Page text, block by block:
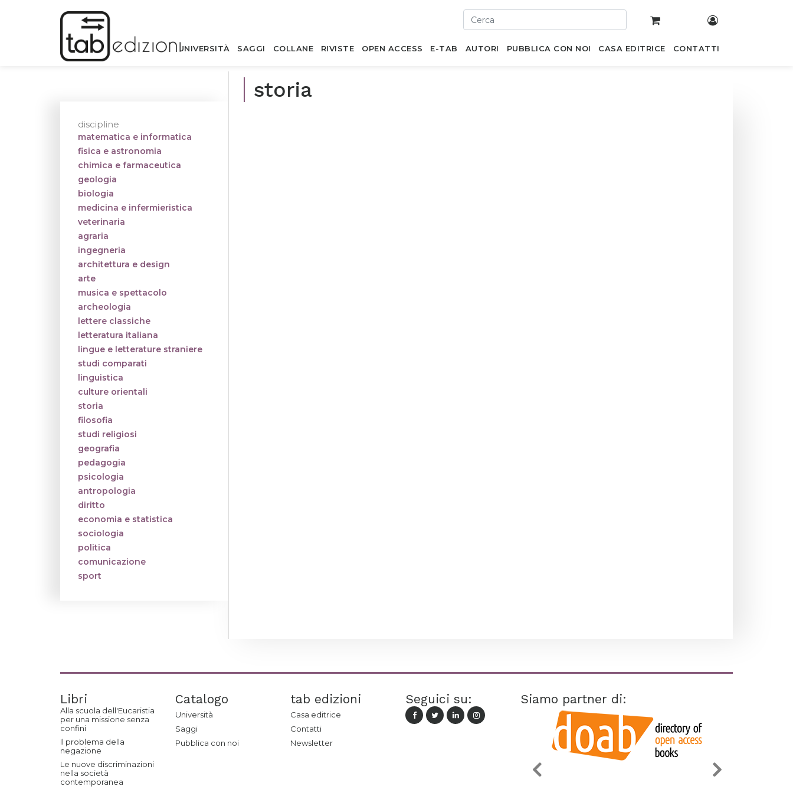
UNIVERSITÀ SAGGI COLLANE RIVISTE OPEN ACCESS E-TAB AUTORI PUBBLICA CON NOI CASA EDITRICE CONTATTI
storia
discipline
matematica e informatica
fisica e astronomia
chimica e farmaceutica
geologia
biologia
medicina e infermieristica
veterinaria
agraria
ingegneria
architettura e design
arte
musica e spettacolo
archeologia
lettere classiche
letteratura italiana
lingue e letterature straniere
studi comparati
linguistica
culture orientali
storia
filosofia
studi religiosi
geografia
pedagogia
psicologia
antropologia
diritto
economia e statistica
sociologia
politica
comunicazione
sport
Libri
Alla scuola dell'Eucaristia
per una missione senza
confini
Il problema della
negazione
Le nuove discriminazioni
nella società
contemporanea
Catalogo
Università
Saggi
Pubblica con noi
tab edizioni
Casa editrice
Contatti
Newsletter
Seguici su: Siamo partner di: